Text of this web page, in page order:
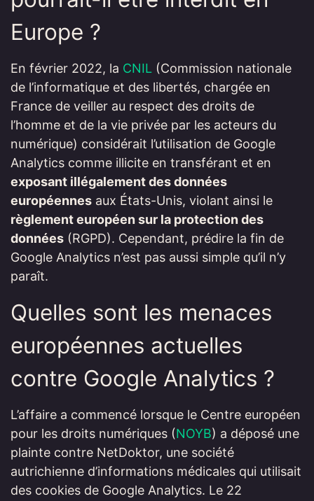
Europe ?
En février 2022, la CNIL (Commission nationale
de l’informatique et des libertés, chargée en
France de veiller au respect des droits de
l’homme et de la vie privée par les acteurs du
numérique) considérait l’utilisation de Google
Analytics comme illicite en transférant et en
exposant illégalement des données
européennes aux États-Unis, violant ainsi le
règlement européen sur la protection des
données (RGPD). Cependant, prédire la fin de
Google Analytics n’est pas aussi simple qu’il n’y
paraît.
Quelles sont les menaces
européennes actuelles
contre Google Analytics ?
L’affaire a commencé lorsque le Centre européen
pour les droits numériques (NOYB) a déposé une
plainte contre NetDoktor, une société
autrichienne d’informations médicales qui utilisait
des cookies de Google Analytics. Le 22